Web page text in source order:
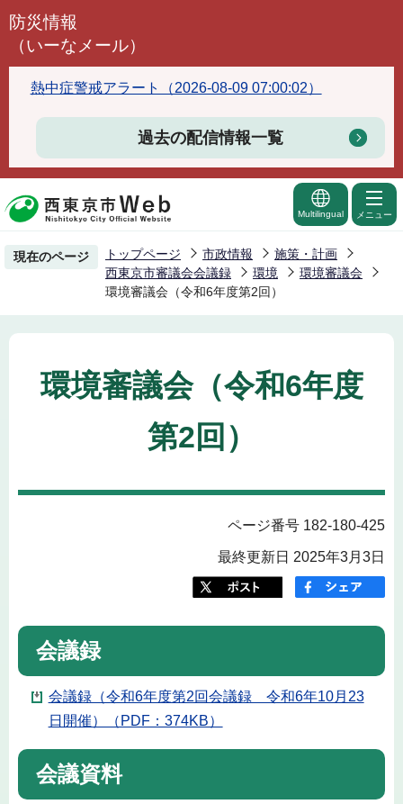
こ
頭
で
防災情報
（いーなメール）
熱中症警戒アラート（2026-08-09 07:00:02）
過去の配信情報一覧
Multilingual メニュー
現在のページ トップページ 市政情報
施策・計画
西東京市審議会会議録
環境
環境審議会
環境審議会（令和6年度第2回）
環境審議会（令和6年度
第2回）
ページ番号 182-180-425
最終更新日 2025年3月3日
会議録
会議録（令和6年度第2回会議録 令和6年10月23
日開催）（PDF：374KB）
会議資料